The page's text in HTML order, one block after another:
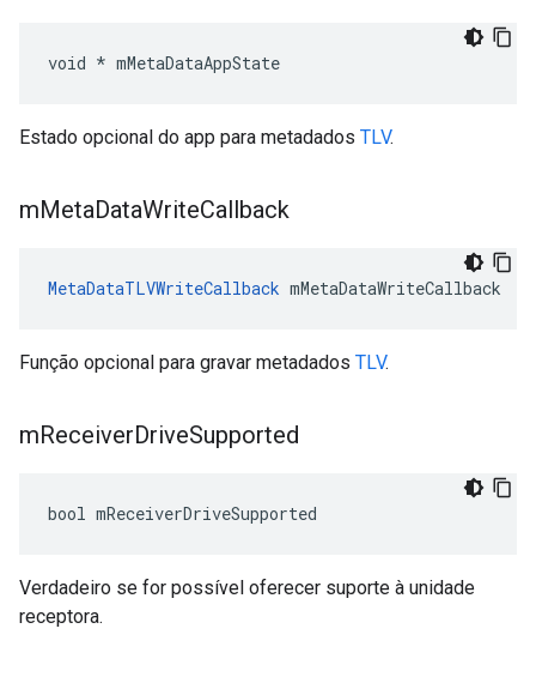
void * mMetaDataAppState
Estado opcional do app para metadados TLV.
mMetaDataWriteCallback
MetaDataTLVWriteCallback mMetaDataWriteCallback
Função opcional para gravar metadados TLV.
mReceiverDriveSupported
bool mReceiverDriveSupported
Verdadeiro se for possível oferecer suporte à unidade
receptora.